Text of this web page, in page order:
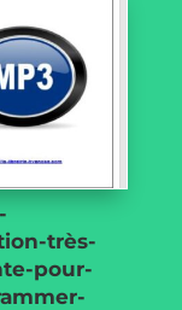
très-
pour-